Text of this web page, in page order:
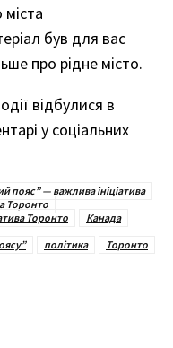
був для вас
про рідне місто.
відбулися в
у соціальних
пояс” — важлива ініціатива
Торонто
Торонто
Канада
політика Торонто